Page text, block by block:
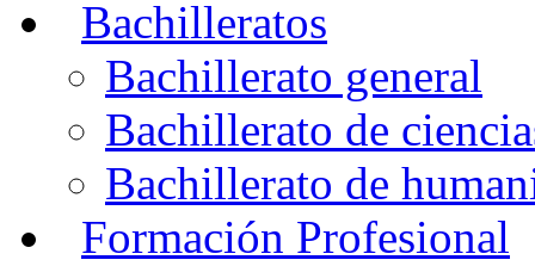
Bachilleratos
Bachillerato general
Bachillerato de
Bachillerato de
Formación Profesional